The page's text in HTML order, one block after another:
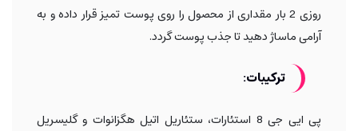
روزی 2 بار مقداری از محصول را روی پوست تمیز قرار داده و به
آرامی ماساژ دهید تا جذب پوست گردد.
ترکیبات:
پی ایی جی 8 استئارات، ستئاریل اتیل هگزانوات و گلیسریل